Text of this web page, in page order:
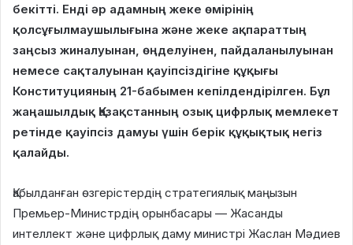
бекітті. Енді әр адамның жеке өмірінің
қолсұғылмаушылығына және жеке ақпараттың
заңсыз жиналуынан, өңделуінен, пайдаланылуынан
немесе сақталуынан қауіпсіздігіне құқығы
Конституцияның 21-бабымен кепілдендірілген. Бұл
жаңашылдық Қазақстанның озық цифрлық мемлекет
ретінде қауіпсіз дамуы үшін берік құқықтық негіз
қалайды.
Қабылданған өзгерістердің стратегиялық маңызын
Премьер-Министрдің орынбасары — Жасанды
интеллект және цифрлық даму министрі Жаслан Мәдиев